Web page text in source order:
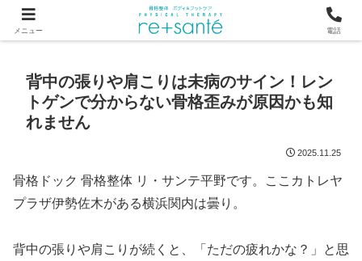
つらい首・肩こり・腰の痛みは、骨から見直す横浜市関内の整体
背中の張りや肩こりは未病のサイン！レン
トゲンで分からない骨格歪みが原因かも知
れません
2025.11.25
骨格ドック 骨格整体 リ・サンテ平野です。ここカトレヤ
プラザ伊勢佐木がある横浜関内は曇り。
背中の張りや肩こりが続くと、「ただの疲れかな？」と思
メニュー 電話